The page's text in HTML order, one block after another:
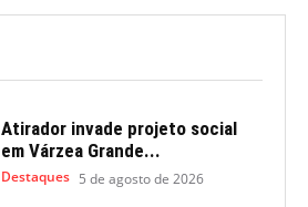
Atirador invade projeto social
em Várzea Grande...
Destaques 5 de agosto de 2026